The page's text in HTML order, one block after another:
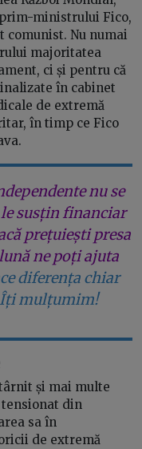
ministrului Fico,
comunist. Nu numai
majoritatea
ci și pentru că
în cabinet
de extremă
în timp ce Fico
nu se
susțin financiar
prețuiești presa
ne poți ajuta
diferența chiar
Îți mulțumim!
și mai multe
din
sa în
de extremă